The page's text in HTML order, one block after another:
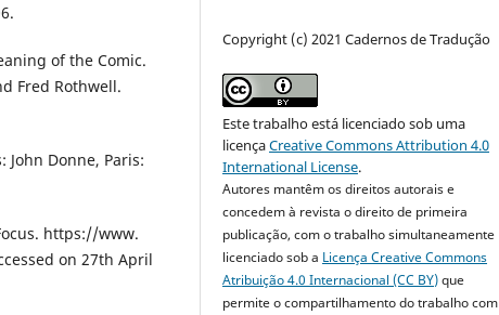
of the Comic.
Fred Rothwell.
Donne, Paris:
https://www.
on 27th April
Copyright (c) 2021 Cadernos de Tradução
Este trabalho está licenciado sob uma
licençaCreative Commons Attribution 4.0
International License.
Autores mantêm os direitos autorais e
concedem à revista o direito de primeira
publicação, com o trabalho simultaneamente
licenciado sob a Licença Creative Commons
Atribuição 4.0 Internacional (CC BY)que
permite o compartilhamento do trabalho com